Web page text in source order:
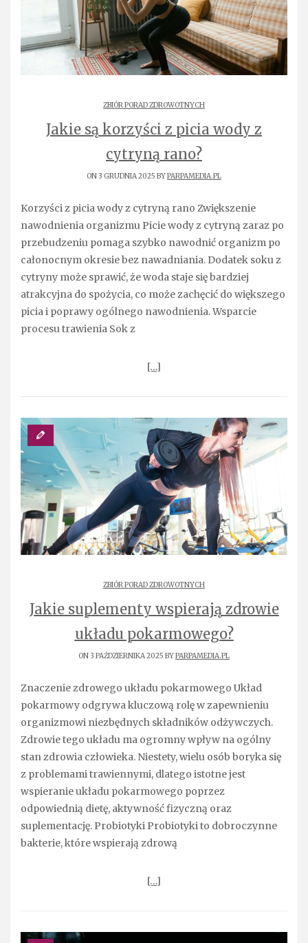
ZBIÓR PORAD ZDROWOTNYCH
Jakie są korzyści z picia wody z
cytryną rano?
ON 3 GRUDNIA 2025 BYPARPAMEDIA.PL
Korzyści z picia wody z cytryną rano Zwiększenie
nawodnienia organizmu Picie wody z cytryną zaraz po
przebudzeniu pomaga szybko nawodnić organizm po
całonocnym okresie bez nawadniania. Dodatek soku z
cytryny może sprawić, że woda staje się bardziej
atrakcyjna do spożycia, co może zachęcić do większego
picia i poprawy ogólnego nawodnienia. Wsparcie
procesu trawienia Sok z
[…]
ZBIÓR PORAD ZDROWOTNYCH
Jakie suplementy wspierają zdrowie
układu pokarmowego?
ON 3 PAŹDZIERNIKA 2025 BYPARPAMEDIA.PL
Znaczenie zdrowego układu pokarmowego Układ
pokarmowy odgrywa kluczową rolę w zapewnieniu
organizmowi niezbędnych składników odżywczych.
Zdrowie tego układu ma ogromny wpływ na ogólny
stan zdrowia człowieka. Niestety, wielu osób boryka się
z problemami trawiennymi, dlatego istotne jest
wspieranie układu pokarmowego poprzez
odpowiednią dietę, aktywność fizyczną oraz
suplementację. Probiotyki Probiotyki to dobroczynne
bakterie, które wspierają zdrową
[…]